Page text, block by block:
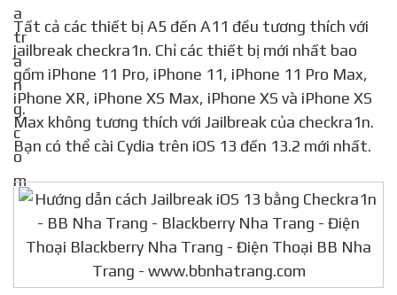
Tất cả các thiết bị A5 đến A11 đều tương thích với
jailbreak checkra1n. Chỉ các thiết bị mới nhất bao
gồm iPhone 11 Pro, iPhone 11, iPhone 11 Pro Max,
iPhone XR, iPhone XS Max, iPhone XS và iPhone XS
Max không tương thích với Jailbreak của checkra1n.
Bạn có thể cài Cydia trên iOS 13 đến 13.2 mới nhất.